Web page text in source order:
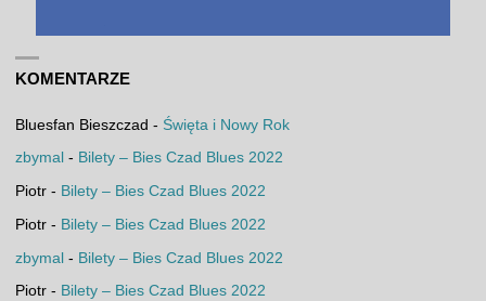
KOMENTARZE
Bluesfan Bieszczad - Święta i Nowy Rok
zbymal - Bilety – Bies Czad Blues 2022
Piotr- Bilety – Bies Czad Blues 2022
Piotr- Bilety – Bies Czad Blues 2022
zbymal- Bilety – Bies Czad Blues 2022
Piotr- Bilety – Bies Czad Blues 2022